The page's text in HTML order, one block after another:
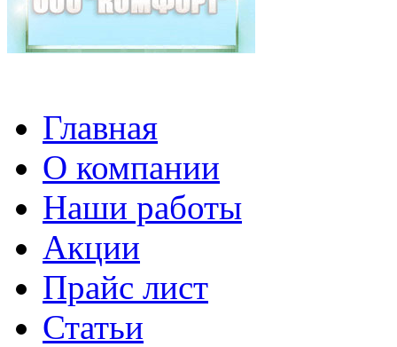
Главная
О компании
Наши работы
Акции
Прайс лист
Статьи